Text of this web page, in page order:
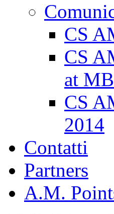
CS
CS
at
CS
2014
Contatti
Partners
A.M.